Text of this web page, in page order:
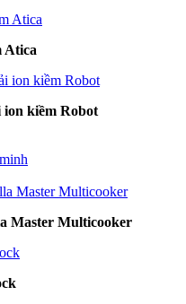
Atica
ion kiềm Robot
Master Multicooker